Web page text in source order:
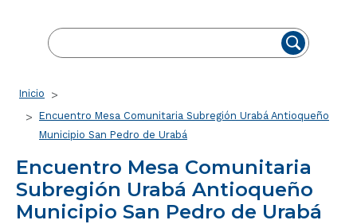
Ruta de navegación
Inicio
Encuentro Mesa Comunitaria Subregión Urabá Antioqueño
Municipio San Pedro de Urabá
Encuentro Mesa Comunitaria
Subregión Urabá Antioqueño
Municipio San Pedro de Urabá